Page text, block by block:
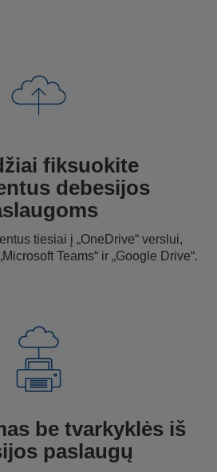
fiksuokite
debesijos
tiesiai į „OneDrive“ verslui,
Teams“ ir „Google Drive“.
be tvarkyklės iš
paslaugų